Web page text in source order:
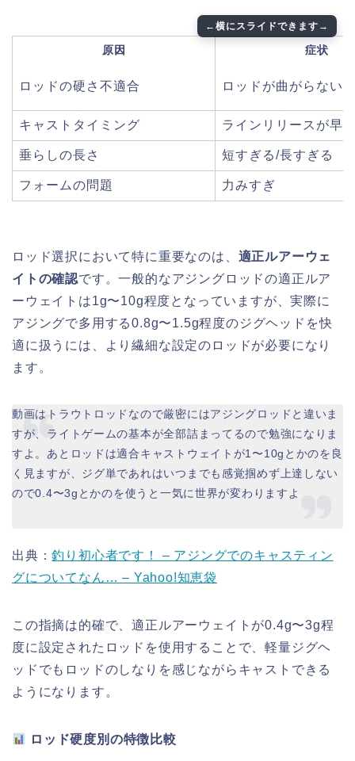
原因 症状
ロッドの硬さ不適合 ロッドが曲がらない
キャストタイミング ラインリリースが早
垂らしの長さ 短すぎる/長すぎる
フォームの問題 力みすぎ
ロッド選択において特に重要なのは、 適正ルアーウェ
イトの確認です。一般的なアジングロッドの適正ルア
ーウェイトは1g〜10g程度となっていますが、実際に
アジングで多用する0.8g〜1.5g程度のジグヘッドを快
適に扱うには、より繊細な設定のロッドが必要になり
ます。
動画はトラウトロッドなので厳密にはアジングロッドと違いま
すが、ライトゲームの基本が全部詰まってるので勉強になりま
すよ。あとロッドは適合キャストウェイトが1〜10gとかのを良
く見ますが、ジグ単であれはいつまでも感覚掴めず上達しない
ので0.4〜3gとかのを使うと一気に世界が変わりますよ
出典：釣り初心者です！ – アジングでのキャスティン
グについてなん… – Yahoo!知恵袋
この指摘は的確で、適正ルアーウェイトが0.4g〜3g程
度に設定されたロッドを使用することで、軽量ジグヘ
ッドでもロッドのしなりを感じながらキャストできる
ようになります。
ロッド硬度別の特徴比較